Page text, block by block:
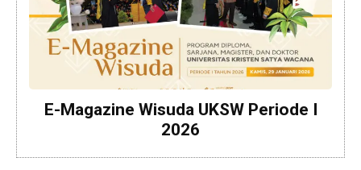
E-Magazine Wisuda UKSW Periode I
2026